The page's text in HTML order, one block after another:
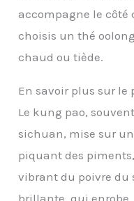
accompagne le côté
choisis un thé
chaud ou tiède.
En savoir plus sur le
Le kung pao,
sichuan, mise sur
piquant des
vibrant du poivre du
brillante, qui enrobe.